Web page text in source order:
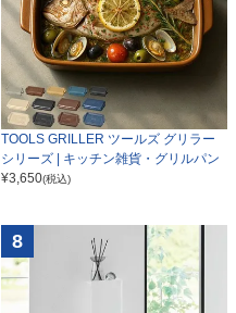
TOOLS GRILLER ツールズ グリラー
シリーズ | キッチン雑貨・グリルパン
¥3,650(税込)
8